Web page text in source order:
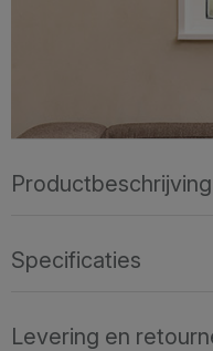
Productbeschrijving
Specificaties
Levering en